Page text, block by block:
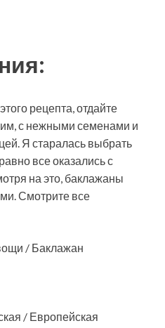
рецепта, отдайте
с нежными семенами и
Я старалась выбрать
все оказались с
на это, баклажаны
Смотрите все
/ Баклажан
/ Европейская